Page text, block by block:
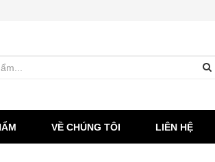
VỀ CHÚNG TÔI LIÊN HỆ